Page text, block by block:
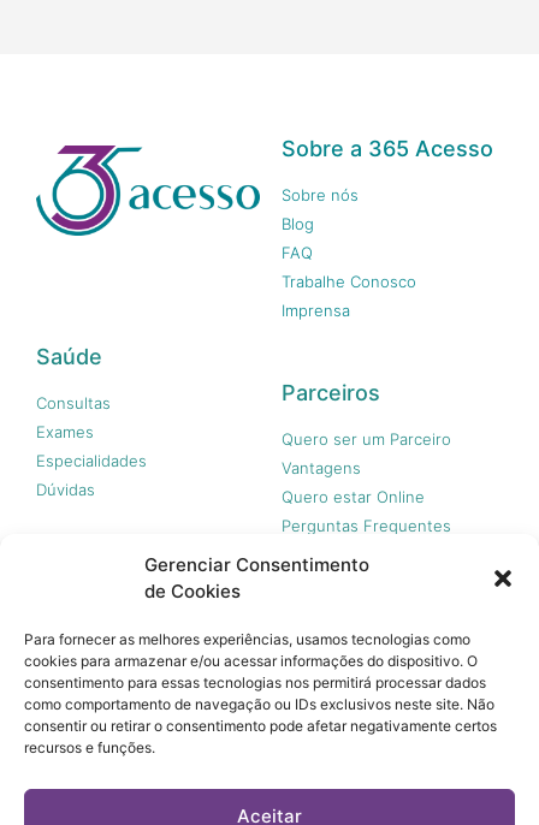
Gerenciar Consentimento
de Cookies
Para fornecer as melhores experiências, usamos tecnologias como
cookies para armazenar e/ou acessar informações do dispositivo. O
consentimento para essas tecnologias nos permitirá processar dados
como comportamento de navegação ou IDs exclusivos neste site. Não
consentir ou retirar o consentimento pode afetar negativamente certos
recursos e funções.
Aceitar
Sobre a 365 Acesso
Sobre nós
Blog
FAQ
Trabalhe Conosco
Imprensa
Saúde
Consultas
Exames
Especialidades
Dúvidas
Parceiros
Quero ser um Parceiro
Vantagens
Quero estar Online
Perguntas Frequentes
cobertura financeira de riscos e de custos assistenciais à